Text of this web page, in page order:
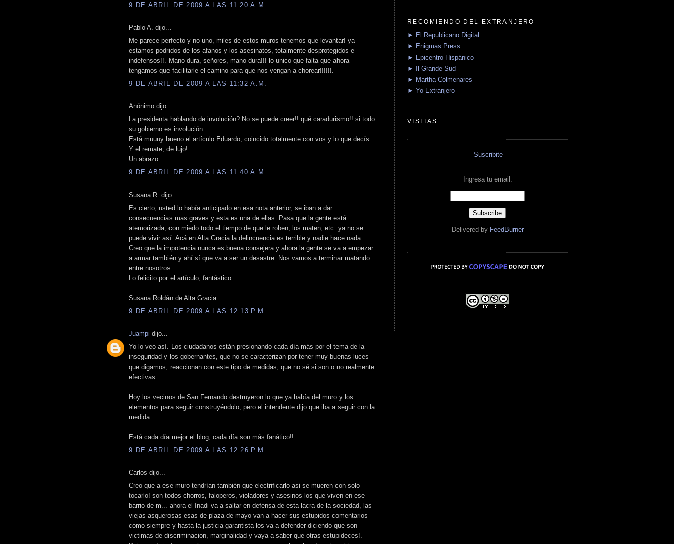
9 DE ABRIL DE 2009 A LAS 11:20 A.M.
Pablo A. dijo...
Me parece perfecto y no uno, miles de estos muros tenemos que levantar! ya
estamos podridos de los afanos y los asesinatos, totalmente desprotegidos e
indefensos!!. Mano dura, señores, mano dura!!! lo unico que falta que ahora
tengamos que facilitarle el camino para que nos vengan a chorear!!!!!!.
9 DE ABRIL DE 2009 A LAS 11:32 A.M.
Anónimo dijo...
La presidenta hablando de involución? No se puede creer!! qué caradurismo!! si todo
su gobierno es involución.
Está muuuy bueno el artículo Eduardo, coincido totalmente con vos y lo que decís.
Y el remate, de lujo!.
Un abrazo.
9 DE ABRIL DE 2009 A LAS 11:40 A.M.
Susana R. dijo...
Es cierto, usted lo había anticipado en esa nota anterior, se iban a dar
consecuencias mas graves y esta es una de ellas. Pasa que la gente está
atemorizada, con miedo todo el tiempo de que le roben, los maten, etc. ya no se
puede vivir así. Acá en Alta Gracia la delincuencia es terrible y nadie hace nada.
Creo que la impotencia nunca es buena consejera y ahora la gente se va a empezar
a armar también y ahí sí que va a ser un desastre. Nos vamos a terminar matando
entre nosotros.
Lo felicito por el artículo, fantástico.
Susana Roldán de Alta Gracia.
9 DE ABRIL DE 2009 A LAS 12:13 P.M.
Juampi dijo...
Yo lo veo así. Los ciudadanos están presionando cada día más por el tema de la
inseguridad y los gobernantes, que no se caracterizan por tener muy buenas luces
que digamos, reaccionan con este tipo de medidas, que no sé si son o no realmente
efectivas.
Hoy los vecinos de San Fernando destruyeron lo que ya había del muro y los
elementos para seguir construyéndolo, pero el intendente dijo que iba a seguir con la
medida.
Está cada día mejor el blog, cada día son más fanático!!.
9 DE ABRIL DE 2009 A LAS 12:26 P.M.
Carlos dijo...
Creo que a ese muro tendrían también que electrificarlo asi se mueren con solo
tocarlo! son todos chorros, faloperos, violadores y asesinos los que viven en ese
barrio de m... ahora el Inadi va a saltar en defensa de esta lacra de la sociedad, las
viejas asquerosas esas de plaza de mayo van a hacer sus estupidos comentarios
como siempre y hasta la justicia garantista los va a defender diciendo que son
victimas de discriminacion, marginalidad y vaya a saber que otras estupideces!.
RECOMIENDO DEL EXTRANJERO
► El Republicano Digital
► Enigmas Press
► Epicentro Hispánico
► Il Grande Sud
► Martha Colmenares
► Yo Extranjero
VISITAS
Suscribite
Ingresa tu email:
Delivered by FeedBurner